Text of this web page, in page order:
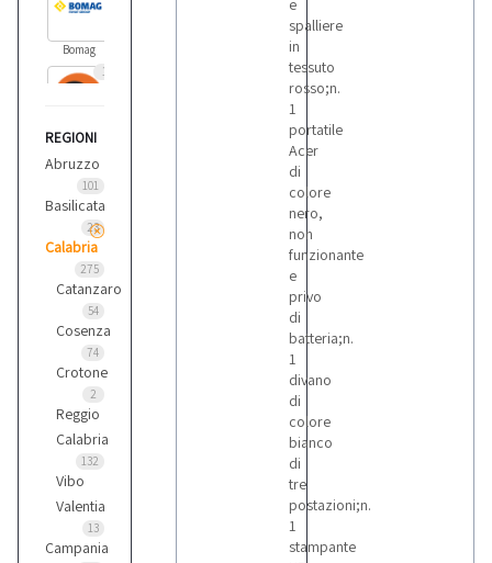
Bomag
1
Cea
Ceccato
Cesab
1
Citroen
20
REGIONI
Abruzzo
101
Basilicata
23
Calabria
275
Catanzaro
54
Cosenza
74
Crotone
2
Reggio
Calabria
132
Vibo
Valentia
13
Campania
e
spalliere
in
tessuto
rosso;n.
1
portatile
Acer
di
colore
nero,
non
funzionante
e
privo
di
batteria;n.
1
divano
di
colore
bianco
di
tre
postazioni;n.
1
stampante